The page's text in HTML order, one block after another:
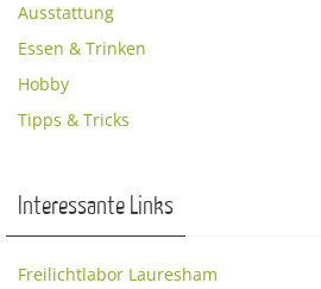
Ausstattung
Essen & Trinken
Hobby
Tipps & Tricks
Interessante Links
Freilichtlabor Lauresham